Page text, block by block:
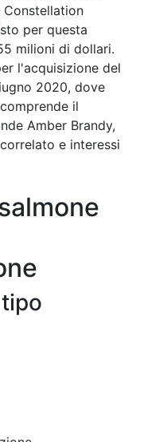
Constellation
per questa
milioni di dollari.
l'acquisizione del
2020, dove
il
Amber Brandy,
e interessi